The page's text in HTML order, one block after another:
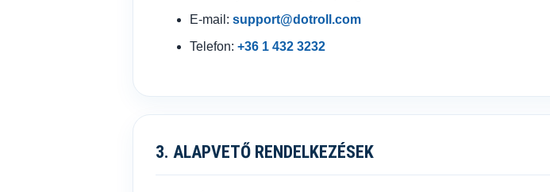
E-mail: support@dotroll.com
Telefon: +36 1 432 3232
3. ALAPVETŐ RENDELKEZÉSEK